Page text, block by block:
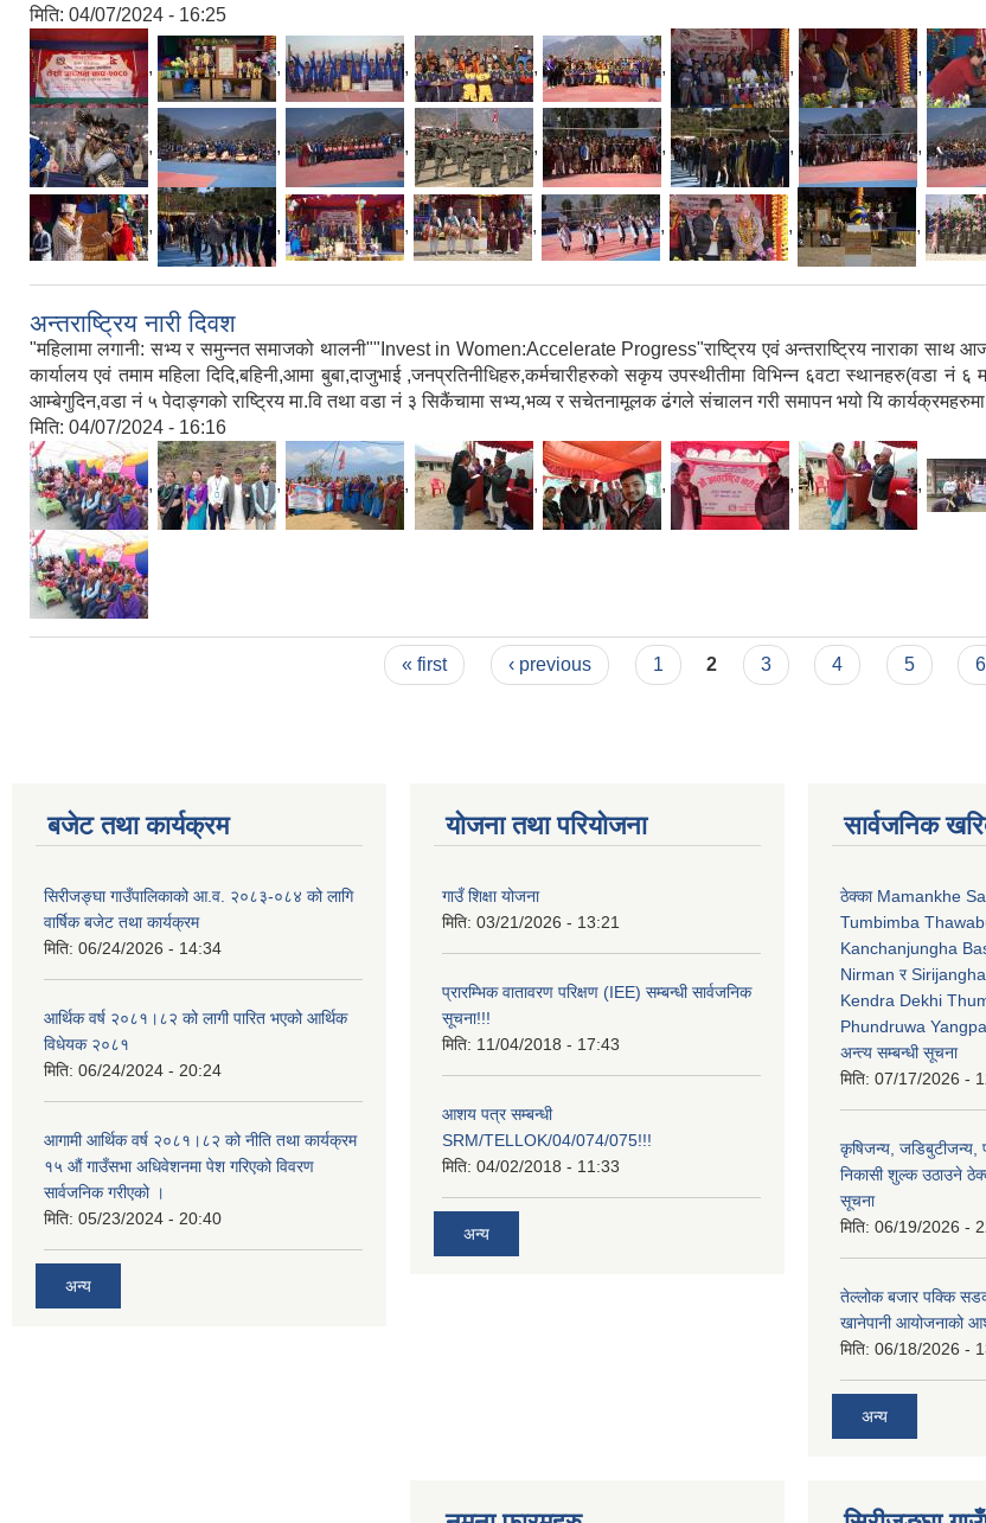
मिति: 04/07/2024 - 16:25
, , , , , , ,
, , , , , , ,
, , , , , , ,
अन्तराष्ट्रिय नारी दिवश
"महिलामा लगानी: सभ्य र समुन्नत समाजको थालनी""Invest in Women:Accelerate Progress"राष्ट्रिय एवं अन्तराष्ट्रिय नाराका साथ
कार्यालय एवं तमाम महिला दिदि,बहिनी,आमा बुबा,दाजुभाई ,जनप्रतिनीधिहरु,कर्मचारीहरुको सकृय उपस्थीतीमा विभिन्न ६वटा
आम्बेगुदिन,वडा नं ५ पेदाङ्गको राष्ट्रिय मा.वि तथा वडा नं ३ सिकैंचामा सभ्य,भव्य र सचेतनामूलक ढंगले संचालन गरी समापन भयो यि
मिति: 04/07/2024 - 16:16
, , , , , , ,
« first ‹ previous 1 2 3 4 5 6
बजेट तथा कार्यक्रम
सिरीजङ्घा गाउँपालिकाको आ.व. २०८३-०८४ को लागि
वार्षिक बजेट तथा कार्यक्रम
मिति: 06/24/2026 - 14:34
आर्थिक वर्ष २०८१।८२ को लागी पारित भएको आर्थिक
विधेयक २०८१
मिति: 06/24/2024 - 20:24
आगामी आर्थिक वर्ष २०८१।८२ को नीति तथा कार्यक्रम
१५ औं गाउँसभा अधिवेशनमा पेश गरिएको विवरण
सार्वजनिक गरीएको ।
मिति: 05/23/2024 - 20:40
अन्य
योजना तथा परियोजना
गाउँ शिक्षा योजना
मिति: 03/21/2026 - 13:21
प्रारम्भिक वातावरण परिक्षण (IEE) सम्बन्धी सार्वजनिक
सूचना!!!
मिति: 11/04/2018 - 17:43
आशय पत्र सम्बन्धी
SRM/TELLOK/04/074/075!!!
मिति: 04/02/2018 - 11:33
अन्य
सार्वजनिक
ठेक्का Mamankhe
Tumbimba
Kanchanjungha
Nirman र
Kendra Dekhi
Phundruwa
अन्त्य सम्बन्धी सूचना
मिति: 07/17/2026 -
कृषिजन्य, जडिबुटीजन्य,
निकासी शुल्क उठाउने
सूचना
मिति: 06/19/2026 -
तेल्लोक बजार पक्कि
खानेपानी आयोजनाको
मिति: 06/18/2026 -
अन्य